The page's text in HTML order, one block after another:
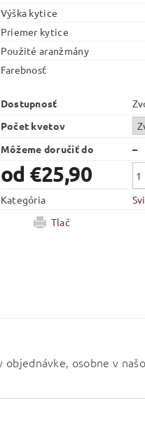
Výška kytice
Priemer kytice
Použité aranžmány
Farebnosť
Dostupnosť
Počet kvetov
Môžeme doručiť do
–
od €25,90
Kategória
Tlač
osobne v